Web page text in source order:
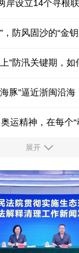
从《制胜》看解放
年同心圆
岸设立14个寻根
，防风固沙的“金
”防汛关键期，
运精神，在每个“
安徽的定力与活力
上 消费市场向“新”
展开